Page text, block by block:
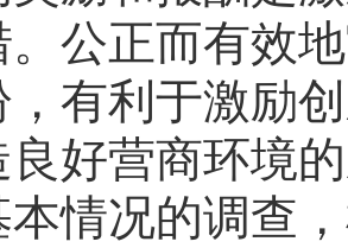
。公正而有效
，有利于激励
良好营商环境
本情况的调查